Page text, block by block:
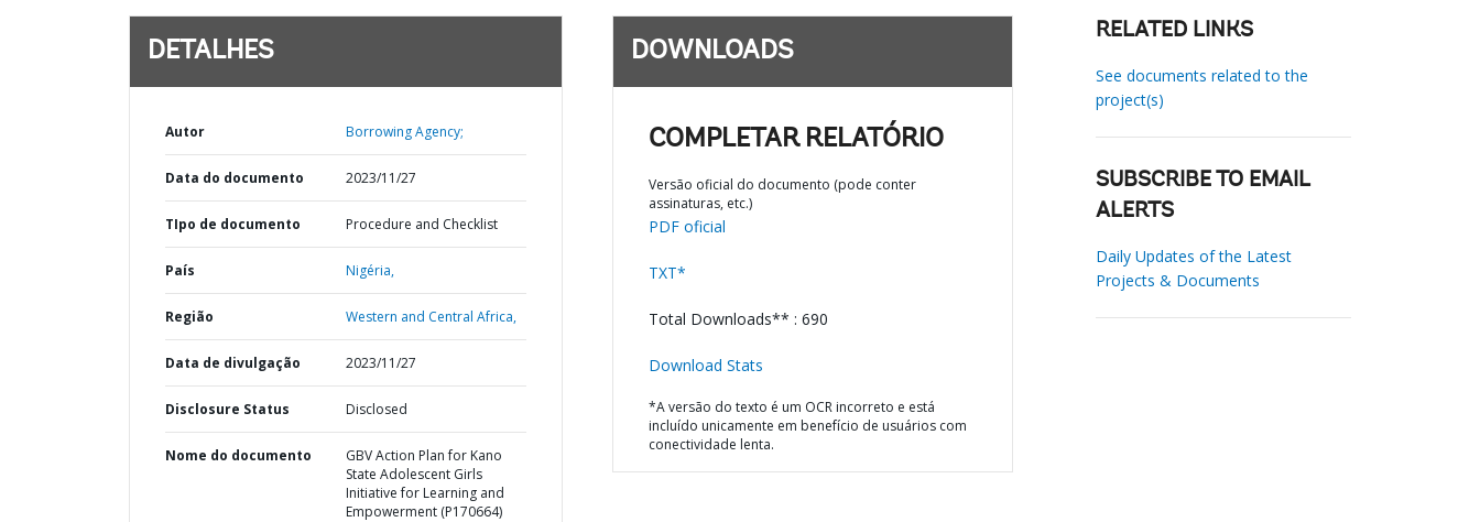
DETALHES
Autor Borrowing Agency;
Data do documento 2023/11/27
TIpo de documento Procedure and Checklist
País Nigéria,
Região Western and Central Africa,
Data de divulgação 2023/11/27
Disclosure Status Disclosed
Nome do documento
GBV Action Plan for Kano
State Adolescent Girls
Initiative for Learning and
Empowerment (P170664)
DOWNLOADS
COMPLETAR RELATÓRIO
Versão oficial do documento (pode conter
assinaturas, etc.)
PDF oficial
TXT*
Total Downloads** : 690
Download Stats
*A versão do texto é um OCR incorreto e está
incluído unicamente em benefício de usuários com
conectividade lenta.
RELATED LINKS
See documents related to the
project(s)
SUBSCRIBE TO EMAIL
ALERTS
Daily Updates of the Latest
Projects & Documents